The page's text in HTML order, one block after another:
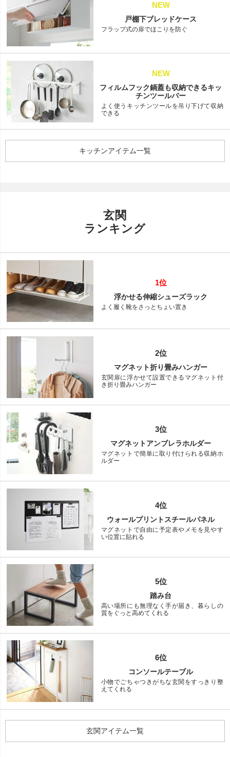
NEW
戸棚下ブレッドケース
フラップ式の扉でほこりを防ぐ
NEW
フィルムフック鍋蓋も収納できるキッ
チンツールバー
よく使うキッチンツールを吊り下げて収納
できる
キッチンアイテム一覧
玄関
ランキング
1位
浮かせる伸縮シューズラック
よく履く靴をさっとちょい置き
2位
マグネット折り畳みハンガー
玄関扉に浮かせて設置できるマグネット付
き折り畳みハンガー
3位
マグネットアンブレラホルダー
マグネットで簡単に取り付けられる収納ホ
ルダー
4位
ウォールプリントスチールパネル
マグネットで自由に予定表やメモを見やす
い位置に貼れる
5位
踏み台
高い場所にも無理なく手が届き、暮らしの
質をぐっと高めてくれる
6位
コンソールテーブル
小物でごちゃつきがちな玄関をすっきり整
えてくれる
玄関アイテム一覧